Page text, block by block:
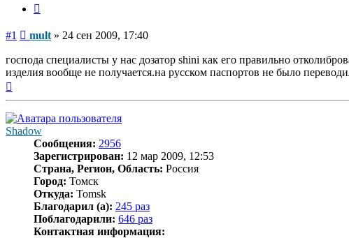
#1 Сообщение
mult » 24 сен 2009, 17:40
господа специалисты у нас дозатор shini как его правильно
изделия вообще не получается.на русском паспортов не было
Shadow
Сообщения: 2956
Зарегистрирован: 12 мар 2009, 12:53
Страна, Регион, Область: Россия
Город: Томск
Откуда: Tomsk
Благодарил (а): 245 раз
Поблагодарили: 646 раз
Контактная информация: